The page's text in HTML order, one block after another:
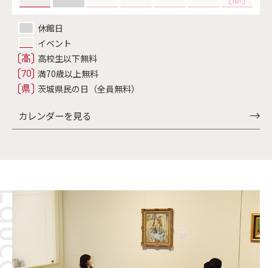
休館日
イベント
高校生以下無料
満70歳以上無料
茨城県民の日（全員無料）
カレンダーを見る